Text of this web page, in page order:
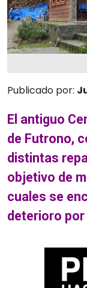
Publicado por:
El antiguo
de Futrono,
distintas
objetivo de
cuales se
deterioro por